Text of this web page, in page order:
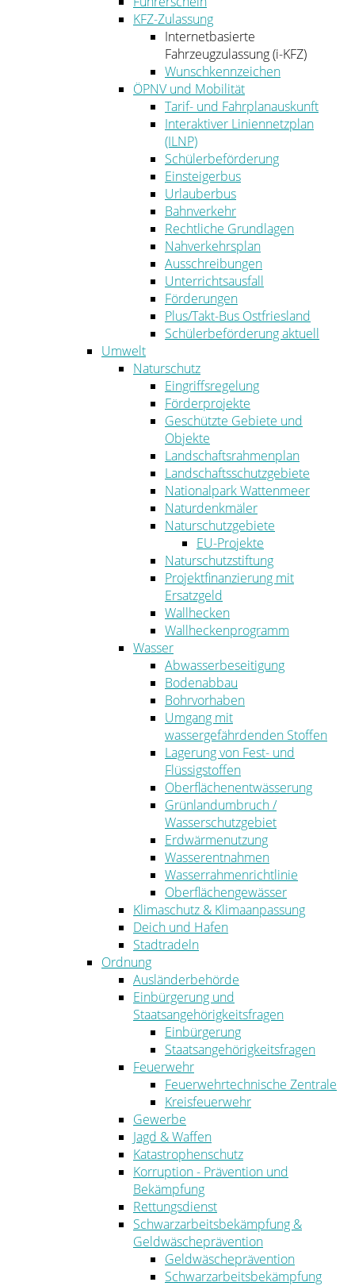
KFZ-Zulassung
Internetbasierte
Fahrzeugzulassung (i-KFZ)
Wunschkennzeichen
ÖPNV und Mobilität
Tarif- und Fahrplanauskunft
Interaktiver Liniennetzplan
(ILNP)
Schülerbeförderung
Einsteigerbus
Urlauberbus
Bahnverkehr
Rechtliche Grundlagen
Nahverkehrsplan
Ausschreibungen
Unterrichtsausfall
Förderungen
Plus/Takt-Bus Ostfriesland
Schülerbeförderung aktuell
Umwelt
Naturschutz
Eingriffsregelung
Förderprojekte
Geschützte Gebiete und
Objekte
Landschaftsrahmenplan
Landschaftsschutzgebiete
Nationalpark Wattenmeer
Naturdenkmäler
Naturschutzgebiete
EU-Projekte
Naturschutzstiftung
Projektfinanzierung mit
Ersatzgeld
Wallhecken
Wallheckenprogramm
Wasser
Abwasserbeseitigung
Bodenabbau
Bohrvorhaben
Umgang mit
wassergefährdenden Stoffen
Lagerung von Fest- und
Flüssigstoffen
Oberflächenentwässerung
Grünlandumbruch /
Wasserschutzgebiet
Erdwärmenutzung
Wasserentnahmen
Wasserrahmenrichtlinie
Oberflächengewässer
Klimaschutz & Klimaanpassung
Deich und Hafen
Stadtradeln
Ordnung
Ausländerbehörde
Einbürgerung und
Staatsangehörigkeitsfragen
Einbürgerung
Staatsangehörigkeitsfragen
Feuerwehr
Feuerwehrtechnische Zentrale
Kreisfeuerwehr
Gewerbe
Jagd & Waffen
Katastrophenschutz
Korruption - Prävention und
Bekämpfung
Rettungsdienst
Schwarzarbeitsbekämpfung &
Geldwäscheprävention
Geldwäscheprävention
Schwarzarbeitsbekämpfung